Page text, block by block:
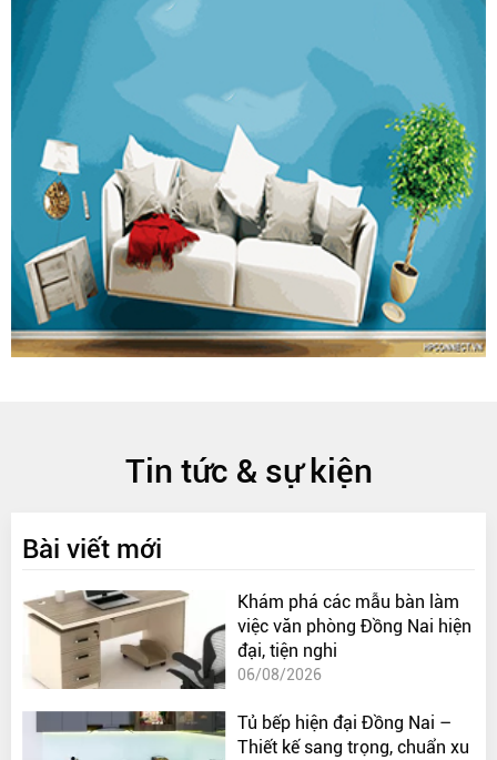
Tin tức & sự kiện
Bài viết mới
Khám phá các mẫu bàn làm
việc văn phòng Đồng Nai hiện
đại, tiện nghi
06/08/2026
Tủ bếp hiện đại Đồng Nai –
Thiết kế sang trọng, chuẩn xu